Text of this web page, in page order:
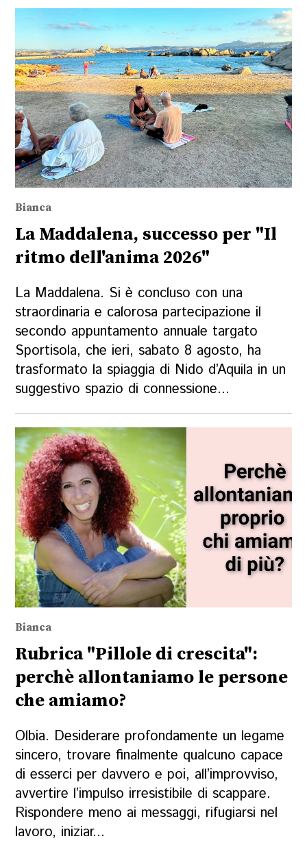
Bianca
La Maddalena, successo per "Il
ritmo dell'anima 2026"
La Maddalena. Si è concluso con una
straordinaria e calorosa partecipazione il
secondo appuntamento annuale targato
Sportisola, che ieri, sabato 8 agosto, ha
trasformato la spiaggia di Nido d’Aquila in un
suggestivo spazio di connessione...
Bianca
Rubrica "Pillole di crescita":
perchè allontaniamo le persone
che amiamo?
Olbia. Desiderare profondamente un legame
sincero, trovare finalmente qualcuno capace
di esserci per davvero e poi, all’improvviso,
avvertire l’impulso irresistibile di scappare.
Rispondere meno ai messaggi, rifugiarsi nel
lavoro, iniziar...